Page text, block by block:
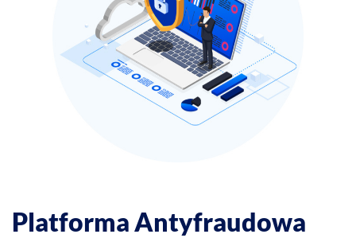
Platforma Antyfraudowa